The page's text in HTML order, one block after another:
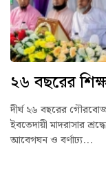
২৬ বছরের
দীর্ঘ ২৬ বছরের
ইবতেদায়ী মাদরাসার
আবেগঘন ও বর্ণাঢ্য...